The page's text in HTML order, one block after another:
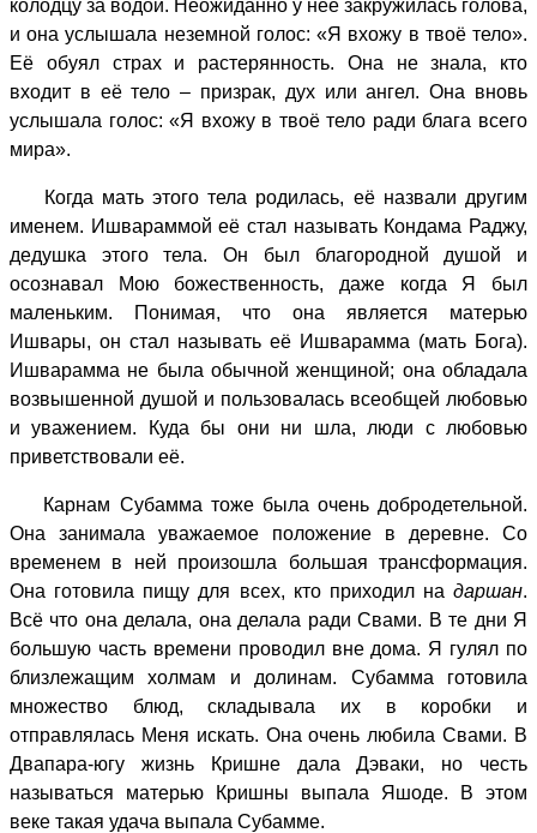
колодцу за водой. Неожиданно у неё закружилась голова,
и она услышала неземной голос: «Я вхожу в твоё тело».
Её обуял страх и растерянность. Она не знала, кто
входит в её тело – призрак, дух или ангел. Она вновь
услышала голос: «Я вхожу в твоё тело ради блага всего
мира».
Когда мать этого тела родилась, её назвали другим
именем. Ишвараммой её стал называть Кондама Раджу,
дедушка этого тела. Он был благородной душой и
осознавал Мою божественность, даже когда Я был
маленьким. Понимая, что она является матерью
Ишвары, он стал называть её Ишварамма (мать Бога).
Ишварамма не была обычной женщиной; она обладала
возвышенной душой и пользовалась всеобщей любовью
и уважением. Куда бы они ни шла, люди с любовью
приветствовали её.
Карнам Субамма тоже была очень добродетельной.
Она занимала уважаемое положение в деревне. Со
временем в ней произошла большая трансформация.
Она готовила пищу для всех, кто приходил на даршан.
Всё что она делала, она делала ради Свами. В те дни Я
большую часть времени проводил вне дома. Я гулял по
близлежащим холмам и долинам. Субамма готовила
множество блюд, складывала их в коробки и
отправлялась Меня искать. Она очень любила Свами. В
Двапара-югу жизнь Кришне дала Дэваки, но честь
называться матерью Кришны выпала Яшоде. В этом
веке такая удача выпала Субамме.